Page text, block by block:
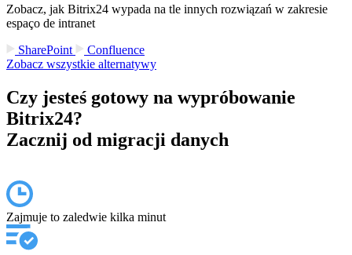
Zobacz, jak Bitrix24 wypada na tle innych rozwiązań w zakresie
espaço de intranet
SharePoint
Confluence
Zobacz wszystkie alternatywy
Czy jesteś gotowy na wypróbowanie
Bitrix24?
Zacznij od migracji danych
Zajmuje to zaledwie kilka minut